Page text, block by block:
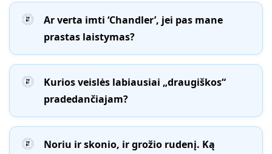
Ar verta imti ‘Chandler’, jei pas mane
prastas laistymas?
Kurios veislės labiausiai „draugiškos“
pradedančiajam?
Noriu ir skonio, ir grožio rudenį. Ką